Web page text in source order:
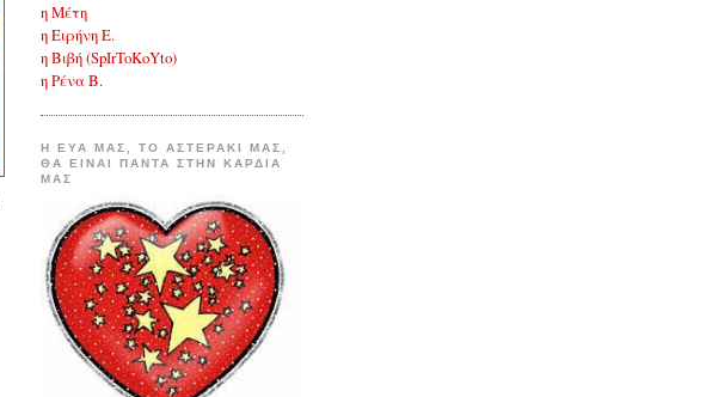
ηΜέτη
η Ειρήνη Ε.
η Βιβή (SpIrToKoYto)
η Ρένα Β.
Η ΕΥΑ ΜΑΣ, ΤΟ ΑΣΤΕΡΑΚΙ ΜΑΣ,
ΘΑ ΕΙΝΑΙ ΠΑΝΤΑ ΣΤΗΝ ΚΑΡΔΙΑ
ΜΑΣ